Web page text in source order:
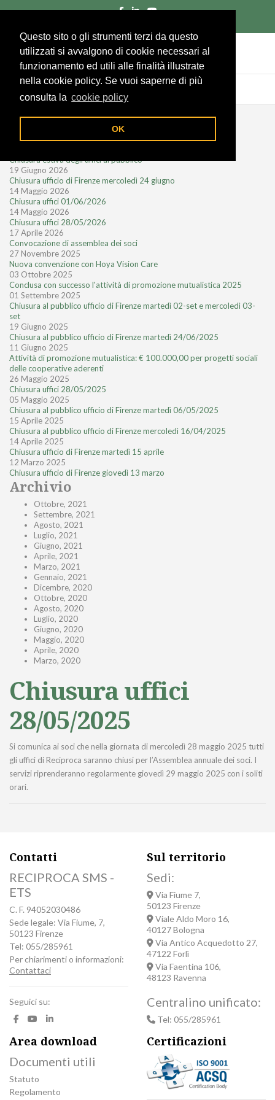
Questo sito o gli strumenti terzi da questo
utilizzati si avvalgono di cookie necessari al
funzionamento ed utili alle finalità illustrate
nella cookie policy. Se vuoi saperne di più
consulta la cookie policy
OK
Notizie recenti
Chiusura estiva degli uffici al pubblico
19 Giugno 2026
Chiusura ufficio di Firenze mercoledì 24 giugno
14 Maggio 2026
Chiusura uffici 01/06/2026
14 Maggio 2026
Chiusura uffici 28/05/2026
17 Aprile 2026
Convocazione di assemblea dei soci
27 Novembre 2025
Nuova convenzione con Hoya Vision Care
03 Ottobre 2025
Conclusa con successo l'attività di promozione mutualistica 2025
01 Settembre 2025
Chiusura al pubblico ufficio di Firenze martedì 02-set e mercoledì 03-
set
19 Giugno 2025
Chiusura al pubblico ufficio di Firenze martedì 24/06/2025
11 Giugno 2025
Attività di promozione mutualistica: € 100.000,00 per progetti sociali
delle cooperative aderenti
26 Maggio 2025
Chiusura uffici 28/05/2025
05 Maggio 2025
Chiusura al pubblico ufficio di Firenze martedì 06/05/2025
15 Aprile 2025
Chiusura al pubblico ufficio di Firenze mercoledì 16/04/2025
14 Aprile 2025
Chiusura ufficio di Firenze martedì 15 aprile
12 Marzo 2025
Chiusura ufficio di Firenze giovedì 13 marzo
Archivio
Ottobre, 2021
Settembre, 2021
Agosto, 2021
Luglio, 2021
Giugno, 2021
Aprile, 2021
Marzo, 2021
Gennaio, 2021
Dicembre, 2020
Ottobre, 2020
Agosto, 2020
Luglio, 2020
Giugno, 2020
Maggio, 2020
Aprile, 2020
Marzo, 2020
Chiusura uffici
28/05/2025
Si comunica ai soci che nella giornata di mercoledì 28 maggio 2025 tutti
gli uffici di Reciproca saranno chiusi per l’Assemblea annuale dei soci. I
servizi riprenderanno regolarmente giovedì 29 maggio 2025 con i soliti
orari.
Contatti
RECIPROCA SMS -
ETS
C. F. 94052030486
Sede legale: Via Fiume, 7,
50123 Firenze
Tel: 055/285961
Per chiarimenti o informazioni:
Contattaci
Seguici su:
Sul territorio
Sedi:
Via Fiume 7,
50123 Firenze
Viale Aldo Moro 16,
40127 Bologna
Via Antico Acquedotto 27,
47122 Forlì
Via Faentina 106,
48123 Ravenna
Centralino unificato:
Tel: 055/285961
Area download
Documenti utili
Statuto
Regolamento
Certificazioni